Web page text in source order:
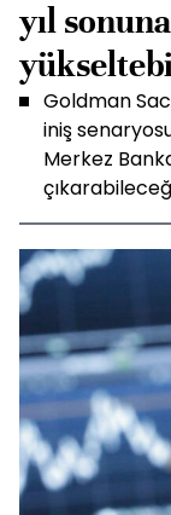
yıl
Goldman
iniş
Merkez